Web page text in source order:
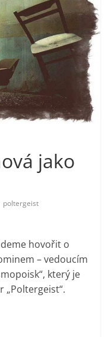
jako
poltergeist
hovořit o
– vedoucím
který je
„Poltergeist“.